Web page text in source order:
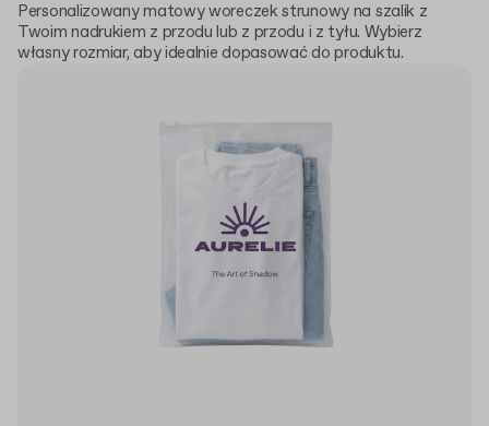
Personalizowany matowy woreczek strunowy na szalik z
Twoim nadrukiem z przodu lub z przodu i z tyłu. Wybierz
własny rozmiar, aby idealnie dopasować do produktu.